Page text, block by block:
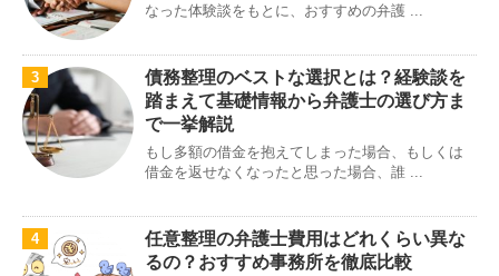
なった体験談をもとに、おすすめの弁護 ...
3
債務整理のベストな選択とは？経験談を
踏まえて基礎情報から弁護士の選び方ま
で一挙解説
もし多額の借金を抱えてしまった場合、もしくは
借金を返せなくなったと思った場合、誰 ...
4
任意整理の弁護士費用はどれくらい異な
るの？おすすめ事務所を徹底比較